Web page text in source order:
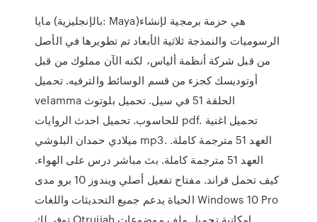
مايا (بالإنجليزية: Maya)‏ هي حزمة برمجية لإنشاء
الرسوميات والنمذجة ثلاثية الأبعاد تم تطويرها في الأصل
من قبل شركة أنظمة ألياس، لكنه الآن مملوك من قبل
أوتوديسك كجزء من قسم الوسائط والترفيه. تحميل
velamma الحلقة 51 في سيل. تحميل بلوتوث
للحاسوب. تحميل احدث الروايات pdf. تحميل اغنية
ميلادي حمدان البلوشي mp3. العهد 51 مترجمة كاملة.
العهد 51 مترجمة كاملة. بث مباشر درس على الهواء.
كيف تحمل قراند. مفتاح تفعيل أصلي ويندوز 10 برو مدى
الحياة يدعم جميع التحديثات واللغات Windows 10 Pro
توفر لك Otrujjah إمكانية تحميل ملف موضوعات